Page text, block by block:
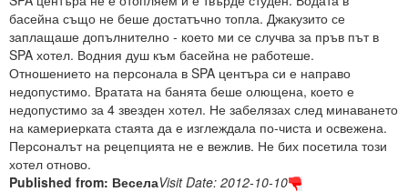
басейна също не беше достатъчно топла. Джакузито се
заплащаше допълнително - което ми се случва за пръв път в
SPA хотел. Водния душ към басейна не работеше.
Отношението на персонала в SPA центъра си е направо
недопустимо. Вратата на банята беше олющена, което е
недопустимо за 4 звезден хотел. Не забелязах след минаването
на камериерката стаята да е изглеждала по-чиста и освежена.
Персоналът на рецепцията не е вежлив. Не бих посетила този
хотел отново.
Published from: ВеселаVisit Date: 2012-10-10